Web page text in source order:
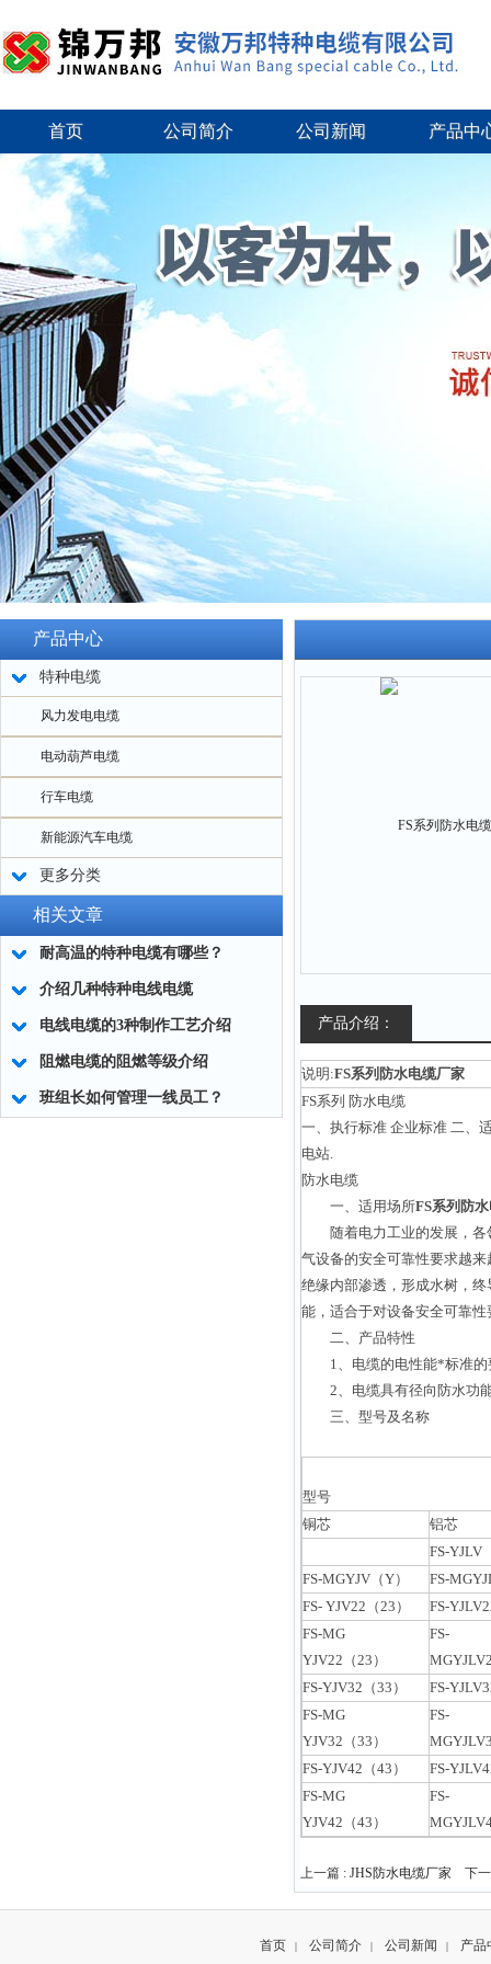
首页 公司简介 公司新闻 产品中
产品中心
特种电缆
风力发电电缆
电动葫芦电缆
行车电缆
新能源汽车电缆
更多分类
相关文章
耐高温的特种电缆有哪些？
介绍几种特种电线电缆
电线电缆的3种制作工艺介绍
阻燃电缆的阻燃等级介绍
班组长如何管理一线员工？
产品介绍：
说明:FS系列防水电缆厂家
FS系列 防水电缆
一、执行标准 企业标准 二、
电站.
防水电缆
一、适用场所FS系列防
随着电力工业的发展，各
气设备的安全可靠性要求越
绝缘内部渗透，形成水树，
能，适合于对设备安全可靠
二、产品特性
1、电缆的电性能*标准的
2、电缆具有径向防水功
三、型号及名称
型号
铜芯
铝芯
FS-YJLV
FS-MGYJV（Y）
FS-
FS- YJV22（23）
FS-
FS-MG
YJV22（23）
FS-
FS-YJV32（33）
FS-
FS-MG
YJV32（33）
FS-
FS-YJV42（43）
FS-
FS-MG
YJV42（43）
FS-
上一篇 : JHS防水电缆厂家 下
首页 | 公司简介 | 公司新闻 | 产品